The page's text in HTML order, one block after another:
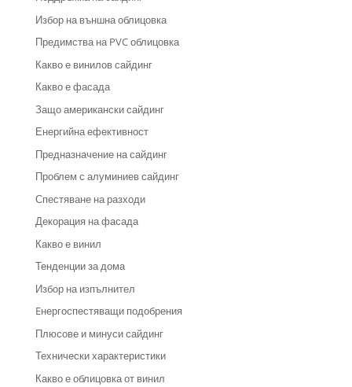
Избор на външна облицовка
Предимства на PVC облицовка
Какво е винилов сайдинг
Какво е фасада
Защо американски сайдинг
Енергийна ефективност
Предназначение на сайдинг
Проблем с алуминиев сайдинг
Спестяване на разходи
Декорация на фасада
Какво е винил
Тенденции за дома
Избор на изпълнител
Eнергоспестяващи подобрения
Плюсове и минуси сайдинг
Технически характеристики
Какво е облицовка от винил